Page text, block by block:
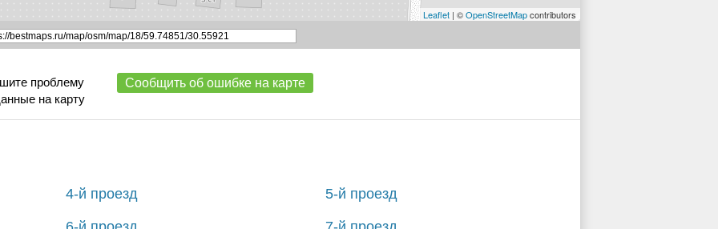
Leaflet | ©OpenStreetMapcontributors
проблему
на карту
Сообщить об ошибке на карте
4-й проезд 5-й проезд